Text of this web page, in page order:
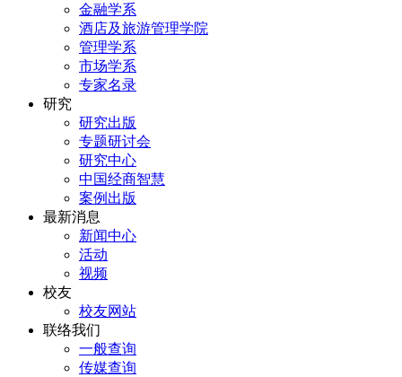
金融学系
酒店及旅游管理学院
管理学系
市场学系
专家名录
研究
研究出版
专题研讨会
研究中心
中国经商智慧
案例出版
最新消息
新闻中心
活动
视频
校友
校友网站
联络我们
一般查询
传媒查询